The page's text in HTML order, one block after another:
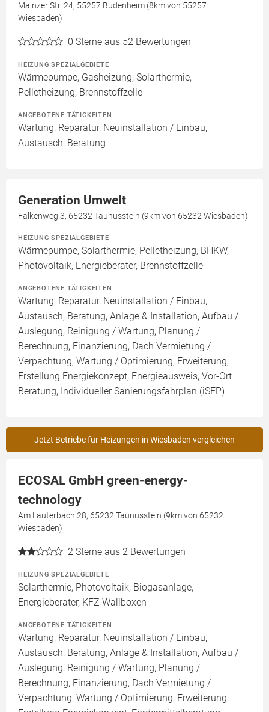
Mainzer Str. 24, 55257 Budenheim (8km von 55257
Wiesbaden)
0 Sterne aus 52 Bewertungen
HEIZUNG SPEZIALGEBIETE
Wärmepumpe, Gasheizung, Solarthermie,
Pelletheizung, Brennstoffzelle
ANGEBOTENE TÄTIGKEITEN
Wartung, Reparatur, Neuinstallation / Einbau,
Austausch, Beratung
Generation Umwelt
Falkenweg.3, 65232 Taunusstein (9km von 65232 Wiesbaden)
HEIZUNG SPEZIALGEBIETE
Wärmepumpe, Solarthermie, Pelletheizung, BHKW,
Photovoltaik, Energieberater, Brennstoffzelle
ANGEBOTENE TÄTIGKEITEN
Wartung, Reparatur, Neuinstallation / Einbau,
Austausch, Beratung, Anlage & Installation, Aufbau /
Auslegung, Reinigung / Wartung, Planung /
Berechnung, Finanzierung, Dach Vermietung /
Verpachtung, Wartung / Optimierung, Erweiterung,
Erstellung Energiekonzept, Energieausweis, Vor-Ort
Beratung, Individueller Sanierungsfahrplan (iSFP)
Jetzt Betriebe für Heizungen in Wiesbaden vergleichen
ECOSAL GmbH green-energy-
technology
Am Lauterbach 28, 65232 Taunusstein (9km von 65232
Wiesbaden)
2 Sterne aus 2 Bewertungen
HEIZUNG SPEZIALGEBIETE
Solarthermie, Photovoltaik, Biogasanlage,
Energieberater, KFZ Wallboxen
ANGEBOTENE TÄTIGKEITEN
Wartung, Reparatur, Neuinstallation / Einbau,
Austausch, Beratung, Anlage & Installation, Aufbau /
Auslegung, Reinigung / Wartung, Planung /
Berechnung, Finanzierung, Dach Vermietung /
Verpachtung, Wartung / Optimierung, Erweiterung,